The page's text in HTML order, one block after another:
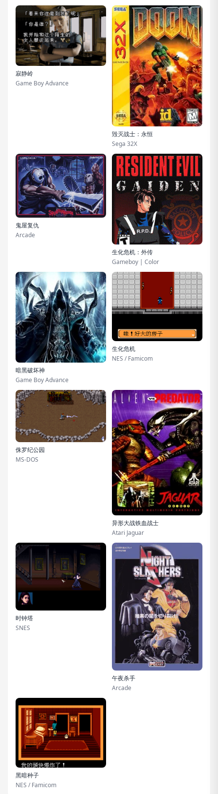
寂静岭
Game Boy Advance
毁灭战士：永恒
Sega 32X
鬼屋复仇
Arcade
生化危机：外传
Gameboy | Color
暗黑破坏神
Game Boy Advance
生化危机
NES / Famicom
侏罗纪公园
MS-DOS
异形大战铁血战士
Atari Jaguar
时钟塔
SNES
午夜杀手
Arcade
黑暗种子
NES / Famicom